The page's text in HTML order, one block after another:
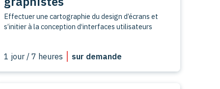
Effectuer une cartographie du design d’écrans et
s’initier à la conception d‘interfaces utilisateurs
1 jour / 7 heures sur demande